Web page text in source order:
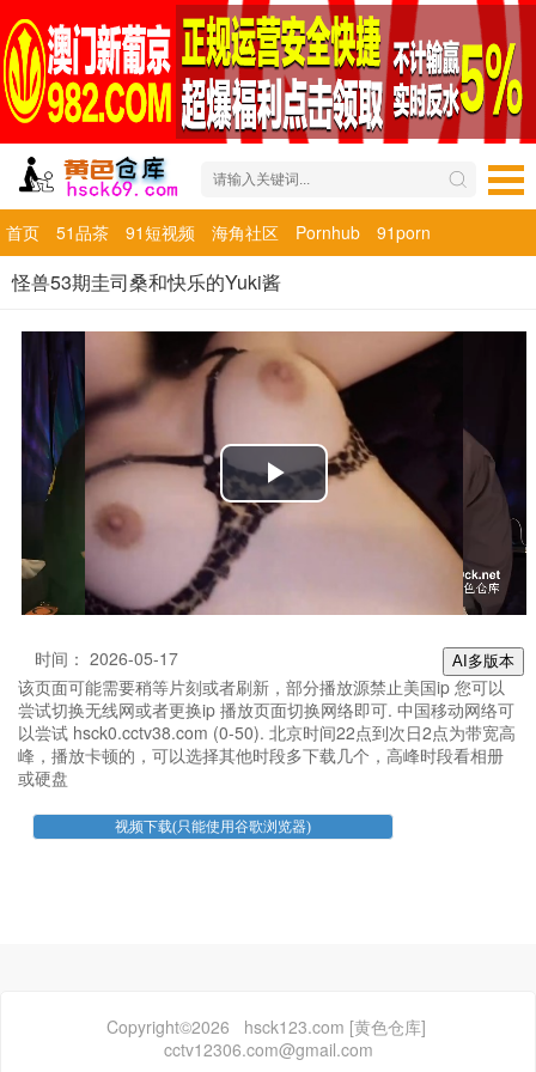
首页 51品茶 91短视频 海角社区 Pornhub 91porn
怪兽53期圭司桑和快乐的Yuki酱
AI多版本
时间： 2026-05-17
该页面可能需要稍等片刻或者刷新，部分播放源禁止美国ip 您可以
尝试切换无线网或者更换ip 播放页面切换网络即可. 中国移动网络可
以尝试 hsck0.cctv38.com (0-50). 北京时间22点到次日2点为带宽高
峰，播放卡顿的，可以选择其他时段多下载几个，高峰时段看相册
或硬盘
Copyright©2026 hsck123.com [黄色仓库]
cctv12306.com@gmail.com